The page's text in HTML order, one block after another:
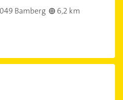
Bamberg
6,2 km